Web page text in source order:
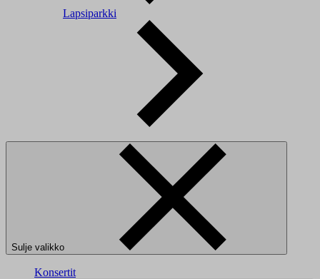
Lapsiparkki
Sulje valikko
Konsertit